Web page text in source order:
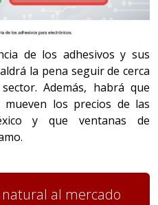
de los adhesivos y sus
la pena seguir de cerca
Además, habrá que
los precios de las
y que ventanas de
al mercado